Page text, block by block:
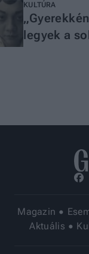
KULTÚRA
legyek a
Magazin
Aktuális